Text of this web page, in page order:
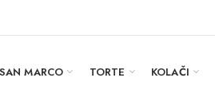
SAN MARCO TORTE KOLAČI